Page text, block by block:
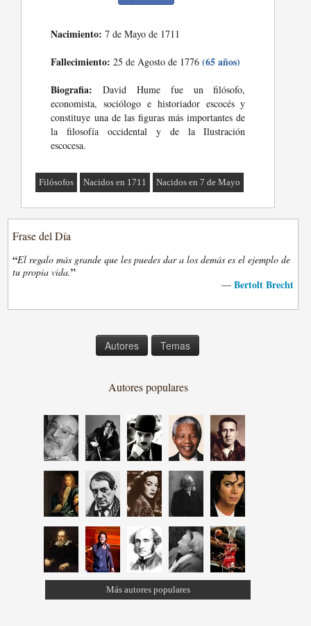
Nacimiento: 7 de Mayo de 1711
Fallecimiento: 25 de Agosto de 1776(65 años)
Biografia: David Hume fue un filósofo,
economista, sociólogo e historiador escocés y
constituye una de las figuras más importantes de
la filosofía occidental y de la Ilustración
escocesa.
Filósofos Nacidos en 1711 Nacidos en 7 de Mayo
Frase del Día
“El regalo más grande que les puedes dar a los demás es el ejemplo de
tu propia vida.”
— Bertolt Brecht
Autores Temas
Autores populares
Más autores populares